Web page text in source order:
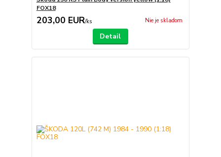
FOX18
203,00 EUR/ks Nie je skladom
Detail